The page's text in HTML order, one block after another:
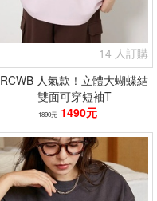
14 人訂購
RCWB 人氣款！立體大蝴蝶結
雙面可穿短袖T
1890元 1490元